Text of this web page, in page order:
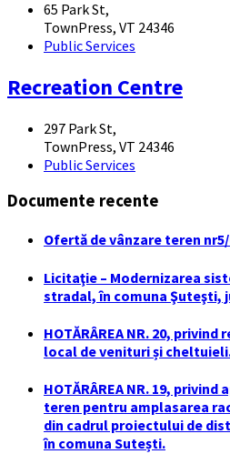
65 Park St,
TownPress, VT 24346
Public Services
Recreation Centre
297 Park St,
TownPress, VT 24346
Public Services
Documente recente
Ofertă de vânzare teren nr5/
Licitaţie – Modernizarea
stradal, în comuna Şuteşti,
HOTĂRÂREA NR. 20,
local de venituri și
HOTĂRÂREA NR. 19,
teren pentru amplasarea
din cadrul proiectului de
în comuna Sutești.